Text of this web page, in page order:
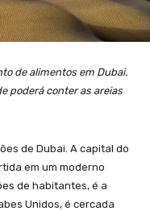
de alimentos em Dubai.
poderá conter as areias
de Dubai. A capital do
em um moderno
de habitantes, é a
Unidos, é cercada